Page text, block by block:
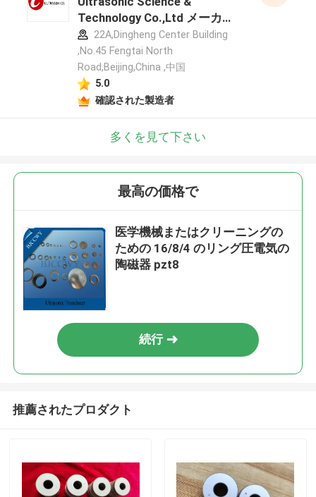
Technology Co.,Ltd メーカー
プロフィール
22A,Dingheng Center Building
,No.45 Fengtai North
Road,Beijing,China ,中国
5.0
確認された製造者
多くを見て下さい
最高の価格で
医学機械またはクリーニングの
ための 16/8/4 のリング圧電気の
陶磁器 pzt8
続行
推薦されたプロダクト